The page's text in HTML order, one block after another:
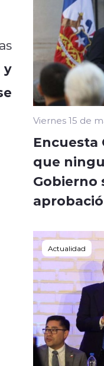
y
Viernes 15 de
Encuesta
que
Gobierno
Actualidad